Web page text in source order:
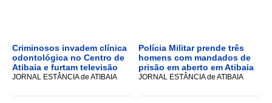
Criminosos invadem clínica
odontológica no Centro de
Atibaia e furtam televisão
JORNAL ESTÂNCIA de ATIBAIA
Polícia Militar prende três
homens com mandados de
prisão em aberto em Atibaia
JORNAL ESTÂNCIA de ATIBAIA